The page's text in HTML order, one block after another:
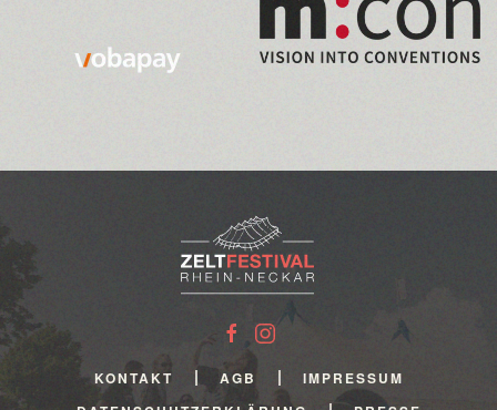
>>>
KONTAKT AGB
IMPRESSUM